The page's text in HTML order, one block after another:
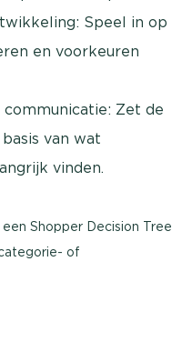
Speel in op
en voorkeuren
Zet de
van wat
vinden.
Shopper Decision Tree
of